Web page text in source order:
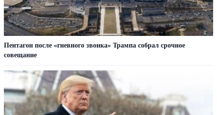
Пентагон после «гневного звонка» Трампа собрал срочное
совещание